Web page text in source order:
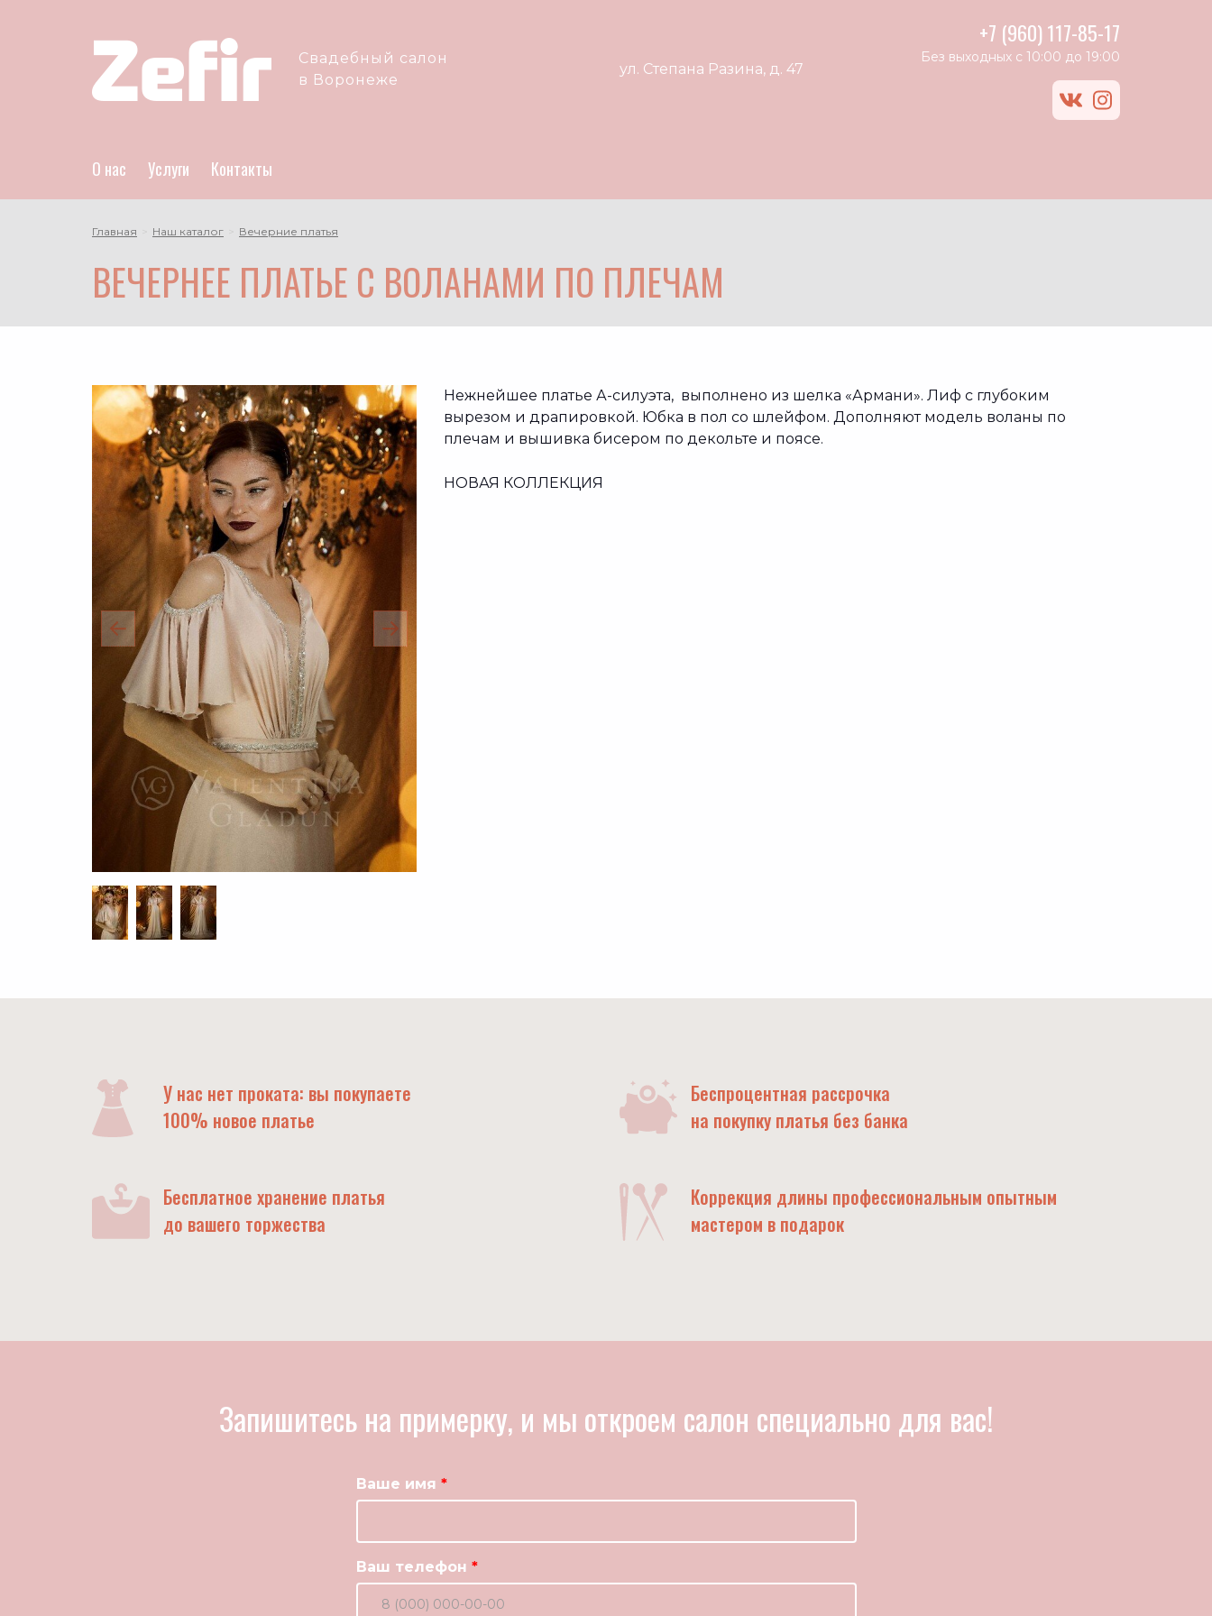
Zefir
logo
Свадебный салон
в Воронеже
ул. Степана Разина, д. 47
+7 (960) 117-85-17
Без выходных с 10:00 до 19:00
vk instagram
О нас Услуги Контакты
Главная Наш каталог Вечерние платья
ВЕЧЕРНЕЕ ПЛАТЬЕ С ВОЛАНАМИ ПО ПЛЕЧАМ
Нежнейшее платье А-силуэта, выполнено из шелка «Армани». Лиф с глубоким
вырезом и драпировкой. Юбка в пол со шлейфом. Дополняют модель воланы по
плечам и вышивка бисером по декольте и поясе.
НОВАЯ КОЛЛЕКЦИЯ
У нас нет проката: вы покупаете
100% новое платье
Беспроцентная рассрочка
на покупку платья без банка
Бесплатное хранение платья
до вашего торжества
Коррекция длины профессиональным опытным
мастером в подарок
Запишитесь на примерку, и мы откроем салон специально для вас!
Ваше имя
Ваш телефон